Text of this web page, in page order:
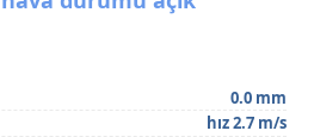
0.0 mm
hız 2.7 m/s